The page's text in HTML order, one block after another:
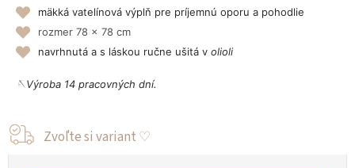
mäkká vatelínová výplň pre príjemnú oporu a pohodlie
rozmer 78 x 78 cm
navrhnutá a s láskou ručne ušitá v olioli
🪡Výroba 14 pracovných dní.